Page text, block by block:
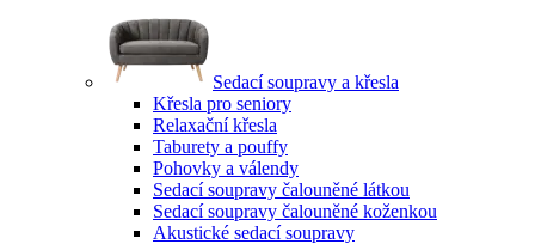
Sedací soupravy a křesla
Křesla pro seniory
Relaxační křesla
Taburety a pouffy
Pohovky a válendy
Sedací soupravy čalouněné látkou
Sedací soupravy čalouněné koženkou
Akustické sedací soupravy